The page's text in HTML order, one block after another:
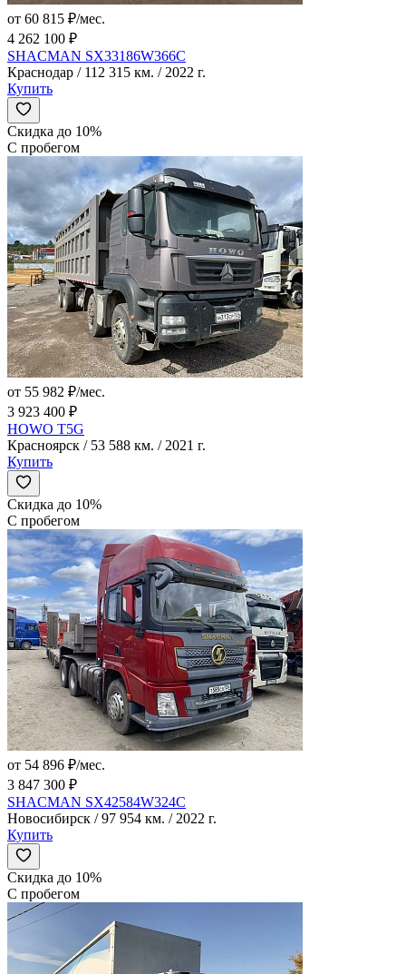
от 60 815 ₽/мес.
4 262 100 ₽
SHACMAN SX33186W366C
Краснодар / 112 315 км. / 2022 г.
Купить
Скидка до 10%
С пробегом
от 55 982 ₽/мес.
3 923 400 ₽
HOWO T5G
Красноярск / 53 588 км. / 2021 г.
Купить
Скидка до 10%
С пробегом
от 54 896 ₽/мес.
3 847 300 ₽
SHACMAN SX42584W324C
Новосибирск / 97 954 км. / 2022 г.
Купить
Скидка до 10%
С пробегом